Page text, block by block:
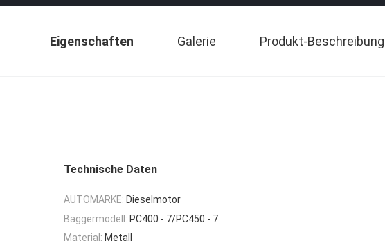
Eigenschaften Galerie Produkt-Beschreibung
Technische Daten
AUTOMARKE: Dieselmotor
Baggermodell: PC400 - 7/PC450 - 7
Material: Metall